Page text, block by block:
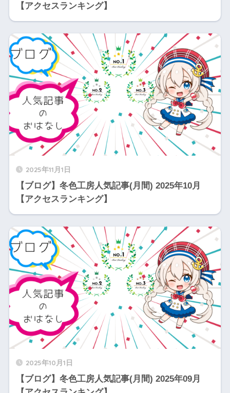
【アクセスランキング】
2025年11月1日
【ブログ】冬色工房人気記事(月間) 2025年10月
【アクセスランキング】
2025年10月1日
【ブログ】冬色工房人気記事(月間) 2025年09月